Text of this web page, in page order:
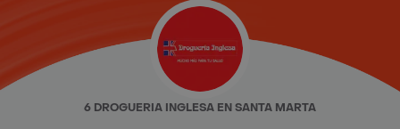
6 DROGUERIA INGLESA EN SANTA MARTA